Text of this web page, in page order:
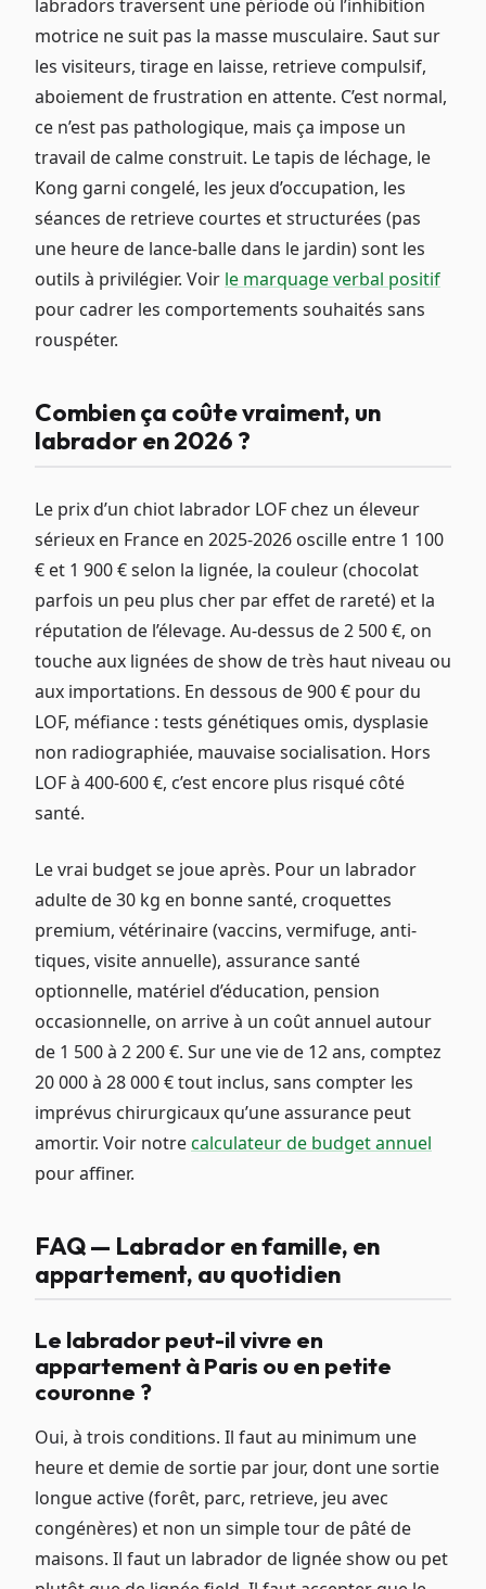
labradors traversent une période où l’inhibition
motrice ne suit pas la masse musculaire. Saut sur
les visiteurs, tirage en laisse, retrieve compulsif,
aboiement de frustration en attente. C’est normal,
ce n’est pas pathologique, mais ça impose un
travail de calme construit. Le tapis de léchage, le
Kong garni congelé, les jeux d’occupation, les
séances de retrieve courtes et structurées (pas
une heure de lance-balle dans le jardin) sont les
outils à privilégier. Voir le marquage verbal positif
pour cadrer les comportements souhaités sans
rouspéter.
Combien ça coûte vraiment, un
labrador en 2026 ?
Le prix d’un chiot labrador LOF chez un éleveur
sérieux en France en 2025-2026 oscille entre 1 100
€ et 1 900 € selon la lignée, la couleur (chocolat
parfois un peu plus cher par effet de rareté) et la
réputation de l’élevage. Au-dessus de 2 500 €, on
touche aux lignées de show de très haut niveau ou
aux importations. En dessous de 900 € pour du
LOF, méfiance : tests génétiques omis, dysplasie
non radiographiée, mauvaise socialisation. Hors
LOF à 400-600 €, c’est encore plus risqué côté
santé.
Le vrai budget se joue après. Pour un labrador
adulte de 30 kg en bonne santé, croquettes
premium, vétérinaire (vaccins, vermifuge, anti-
tiques, visite annuelle), assurance santé
optionnelle, matériel d’éducation, pension
occasionnelle, on arrive à un coût annuel autour
de 1 500 à 2 200 €. Sur une vie de 12 ans, comptez
20 000 à 28 000 € tout inclus, sans compter les
imprévus chirurgicaux qu’une assurance peut
amortir. Voir notrecalculateur de budget annuel
pour affiner.
FAQ — Labrador en famille, en
appartement, au quotidien
Le labrador peut-il vivre en
appartement à Paris ou en petite
couronne ?
Oui, à trois conditions. Il faut au minimum une
heure et demie de sortie par jour, dont une sortie
longue active (forêt, parc, retrieve, jeu avec
congénères) et non un simple tour de pâté de
maisons. Il faut un labrador de lignée show ou pet